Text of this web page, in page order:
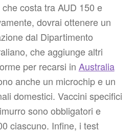
costa tra AUD 150 e
dovrai ottenere un
dal Dipartimento
che aggiunge altri
per recarsi in Australia
anche un microchip e un
domestici. Vaccini specifici
sono obbligatori e
ciascuno. Infine, i test